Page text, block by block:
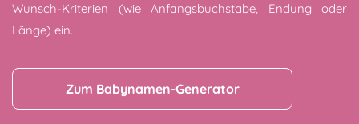
Wunsch-Kriterien (wie Anfangsbuchstabe, Endung oder
Länge) ein.
Zum Babynamen-Generator